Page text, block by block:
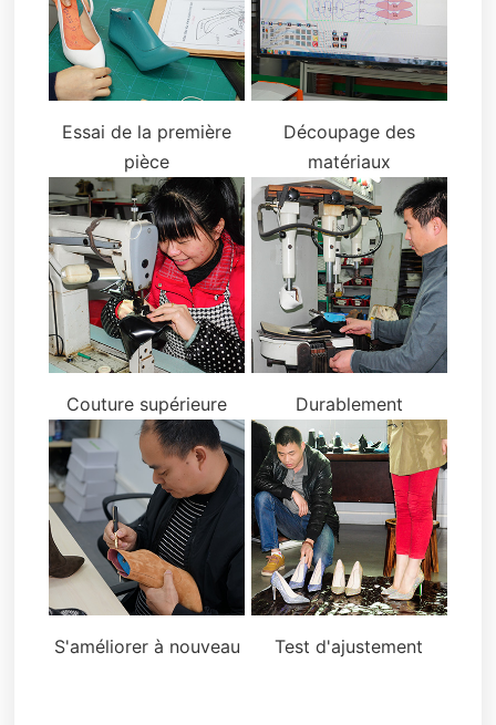
Essai de la première
pièce
Découpage des
matériaux
Couture supérieure Durablement
S'améliorer à nouveau Test d'ajustement